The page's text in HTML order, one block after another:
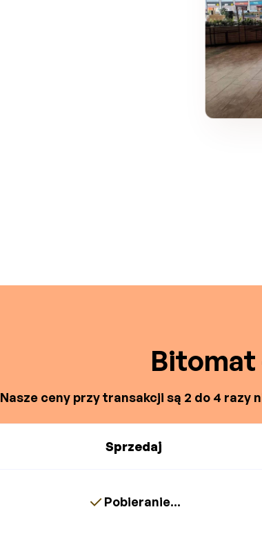
Bitomat
Nasze ceny przy transakcji są 2 do 4 razy
Sprzedaj
Pobieranie...